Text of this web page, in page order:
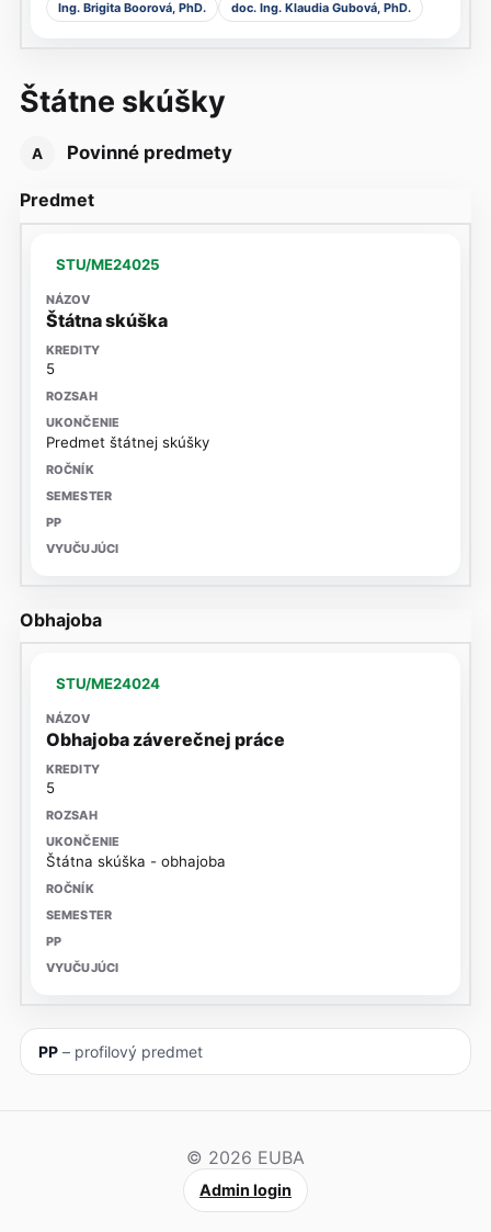
Ing. Brigita Boorová, PhD. doc. Ing. Klaudia Gubová, PhD.
Štátne skúšky
A Povinné predmety
Predmet
STU/ME24025
Štátna skúška
5
Predmet štátnej skúšky
Obhajoba
STU/ME24024
Obhajoba záverečnej práce
5
Štátna skúška - obhajoba
PP– profilový predmet
© 2026 EUBA
Admin login